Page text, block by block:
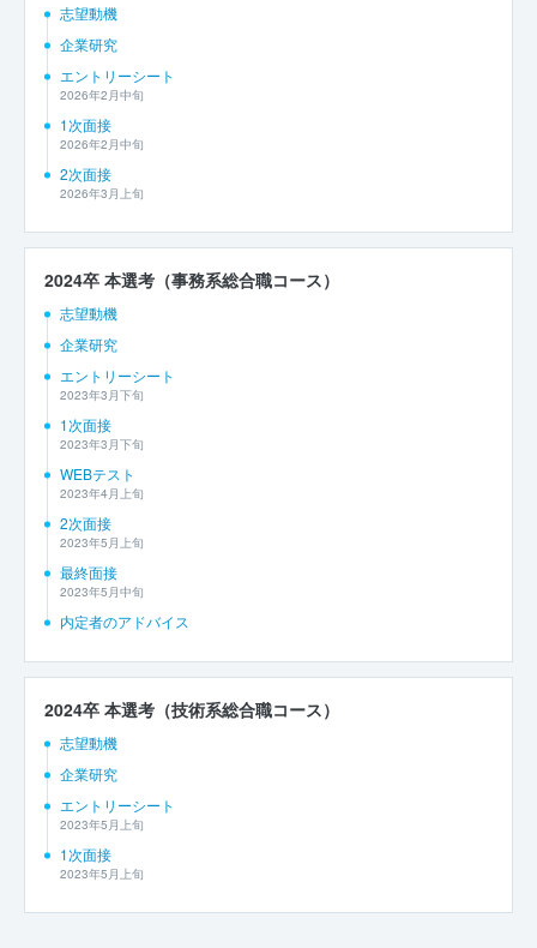
志望動機
企業研究
エントリーシート
2026年2月中旬
1次面接
2026年2月中旬
2次面接
2026年3月上旬
2024卒 本選考（事務系総合職コース）
志望動機
企業研究
エントリーシート
2023年3月下旬
1次面接
2023年3月下旬
WEBテスト
2023年4月上旬
2次面接
2023年5月上旬
最終面接
2023年5月中旬
内定者のアドバイス
2024卒 本選考（技術系総合職コース）
志望動機
企業研究
エントリーシート
2023年5月上旬
1次面接
2023年5月上旬